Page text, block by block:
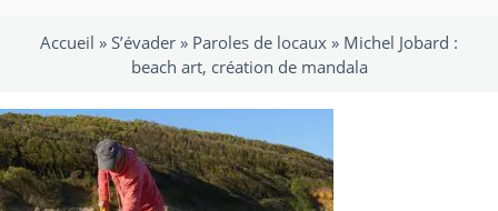
Accueil » S’évader » Paroles de locaux » Michel Jobard :
beach art, création de mandala